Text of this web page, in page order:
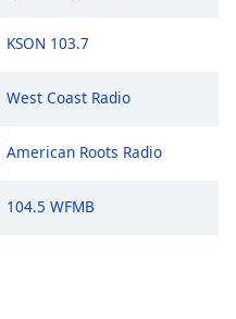
KSON 103.7
West Coast Radio
American Roots Radio
104.5 WFMB